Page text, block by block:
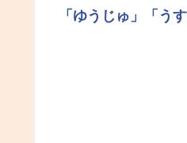
「ゆうじゅ」
「うす